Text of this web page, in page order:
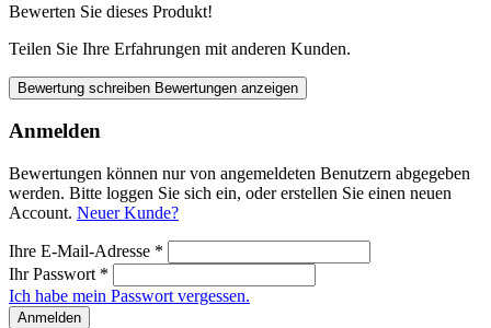
Bewerten Sie dieses Produkt!
Teilen Sie Ihre Erfahrungen mit anderen Kunden.
Bewertung schreiben Bewertungen anzeigen
Anmelden
Bewertungen können nur von angemeldeten Benutzern abgegeben
werden. Bitte loggen Sie sich ein, oder erstellen Sie einen neuen
Account. Neuer Kunde?
Ihre E-Mail-Adresse *
Ihr Passwort *
Ich habe mein Passwort vergessen.
Anmelden